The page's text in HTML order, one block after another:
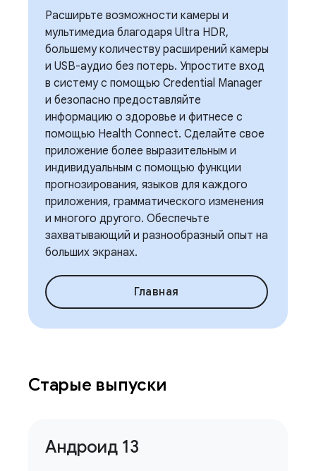
Расширьте возможности камеры и
мультимедиа благодаря Ultra HDR,
большему количеству расширений камеры
и USB-аудио без потерь. Упростите вход
в систему с помощью Credential Manager
и безопасно предоставляйте
информацию о здоровье и фитнесе с
помощью Health Connect. Сделайте свое
приложение более выразительным и
индивидуальным с помощью функции
прогнозирования, языков для каждого
приложения, грамматического изменения
и многого другого. Обеспечьте
захватывающий и разнообразный опыт на
больших экранах.
Главная
Старые выпуски
Андроид 13